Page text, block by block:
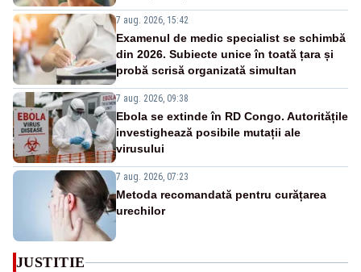
7 aug. 2026, 15:42
Examenul de medic specialist se schimbă
din 2026. Subiecte unice în toată țara și
probă scrisă organizată simultan
7 aug. 2026, 09:38
Ebola se extinde în RD Congo. Autoritățile
investighează posibile mutații ale
virusului
7 aug. 2026, 07:23
Metoda recomandată pentru curățarea
urechilor
JUSTITIE